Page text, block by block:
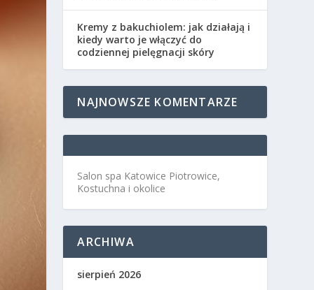
Kremy z bakuchiolem: jak działają i
kiedy warto je włączyć do
codziennej pielęgnacji skóry
NAJNOWSZE KOMENTARZE
Salon spa Katowice Piotrowice,
Kostuchna i okolice
ARCHIWA
sierpień 2026